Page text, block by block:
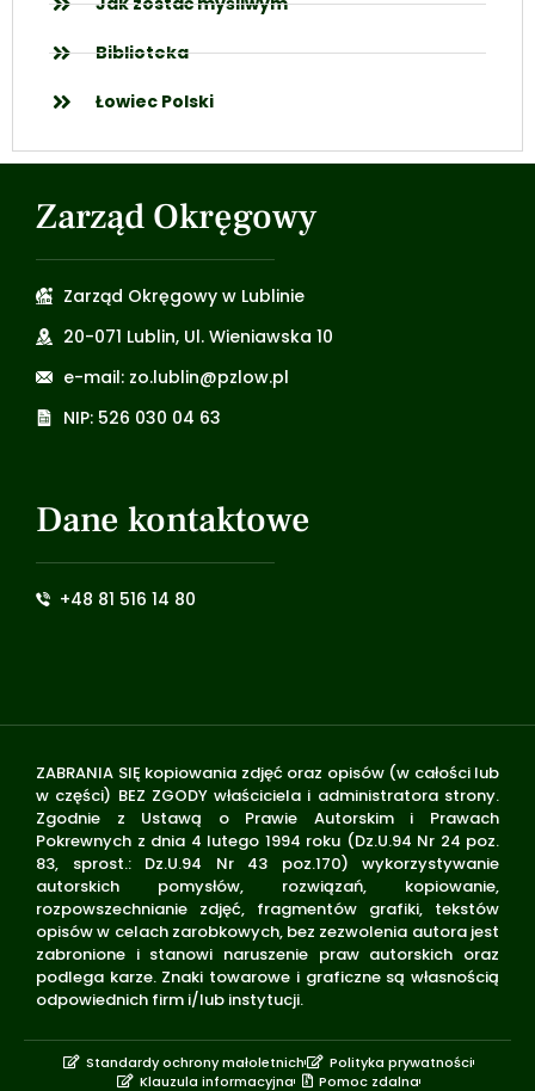
Biblioteka
Łowiec Polski
Zarząd Okręgowy
Zarząd Okręgowy w Lublinie
20-071 Lublin, Ul. Wieniawska 10
e-mail: zo.lublin@pzlow.pl
NIP: 526 030 04 63
Dane kontaktowe
+48 81 516 14 80
ZABRANIA SIĘ kopiowania zdjęć oraz opisów (w całości lub
w części) BEZ ZGODY właściciela i administratora strony.
Zgodnie z Ustawą o Prawie Autorskim i Prawach
Pokrewnych z dnia 4 lutego 1994 roku (Dz.U.94 Nr 24 poz.
83, sprost.: Dz.U.94 Nr 43 poz.170) wykorzystywanie
autorskich pomysłów, rozwiązań, kopiowanie,
rozpowszechnianie zdjęć, fragmentów grafiki, tekstów
opisów w celach zarobkowych, bez zezwolenia autora jest
zabronione i stanowi naruszenie praw autorskich oraz
podlega karze. Znaki towarowe i graficzne są własnością
odpowiednich firm i/lub instytucji.
Standardy ochrony małoletnich
Polityka prywatności
Klauzula informacyjna
Pomoc zdalna